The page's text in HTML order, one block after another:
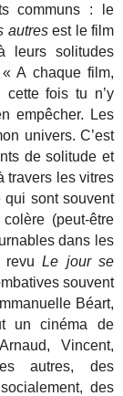
communs : le
autresest le film
leurs solitudes
A chaque film,
fois tu n’y
empêcher. Les
univers. C’est
de solitude et
travers les vitres
qui sont souvent
(peut-être
dans les
revuLe jour se
souvent
Béart,
un cinéma de
Vincent,
autres, des
des